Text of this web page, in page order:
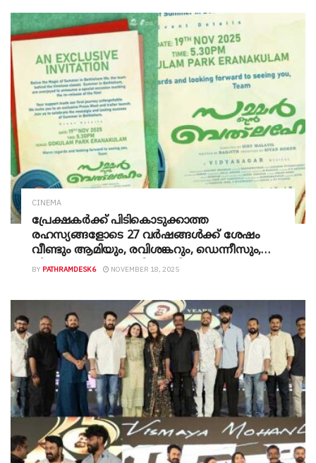
CINEMA
പ്രേക്ഷകർക്ക് പിടികൊടുക്കാത്ത
രഹസ്യങ്ങളോടെ 27 വർഷങ്ങൾക്ക് ശേഷം
വീണ്ടും ആമിയും, രവിശങ്കറും, ഡെന്നീസും,
നിരഞ്ജനും, മോനായിയും വീണ്ടുമെത്തുന്നു.
BY PATHRAMDESK6 NOVEMBER 18, 2025